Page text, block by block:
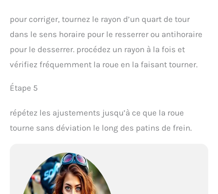
pour corriger, tournez le rayon d’un quart de tour
dans le sens horaire pour le resserrer ou antihoraire
pour le desserrer. procédez un rayon à la fois et
vérifiez fréquemment la roue en la faisant tourner.
Étape 5
répétez les ajustements jusqu’à ce que la roue
tourne sans déviation le long des patins de frein.